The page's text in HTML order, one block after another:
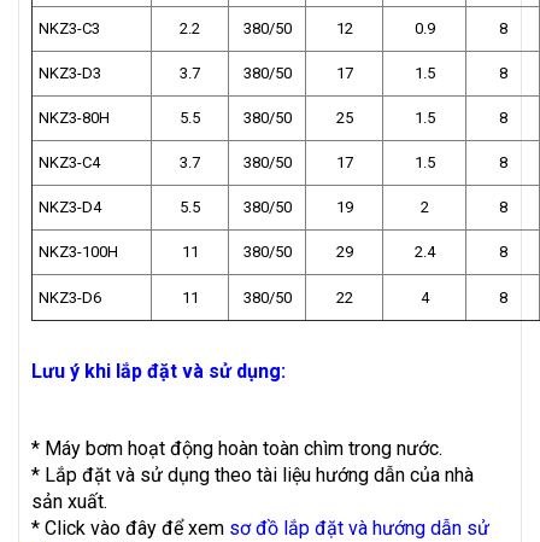
NKZ3-C3 2.2 380/50 12 0.9 8
NKZ3-D3 3.7 380/50 17 1.5 8
NKZ3-80H 5.5 380/50 25 1.5 8
NKZ3-C4 3.7 380/50 17 1.5 8
NKZ3-D4 5.5 380/50 19 2 8
NKZ3-100H 11 380/50 29 2.4 8
NKZ3-D6 11 380/50 22 4 8
Lưu ý khi lắp đặt và sử dụng:
* Máy bơm hoạt động hoàn toàn chìm trong nước.
* Lắp đặt và sử dụng theo tài liệu hướng dẫn của nhà
sản xuất.
* Click vào đây để xem sơ đồ lắp đặt và hướng dẫn sử